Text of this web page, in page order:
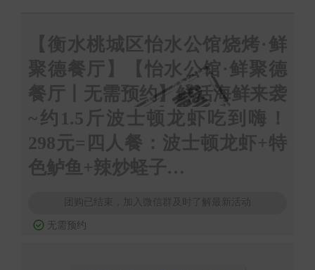
【衡水桃城区怡水公馆烧烤·鲜
聚德餐厅】【怡水公馆·鲜聚德
餐厅丨无需预约】鲜活海鲜来袭
~约1.5斤波士顿龙虾吃到嗨！
298元=四人餐：波士顿龙虾+特
色鲈鱼+辣炒蛏子…
团购已结束，加入微信群及时了解最新活动
无需预约